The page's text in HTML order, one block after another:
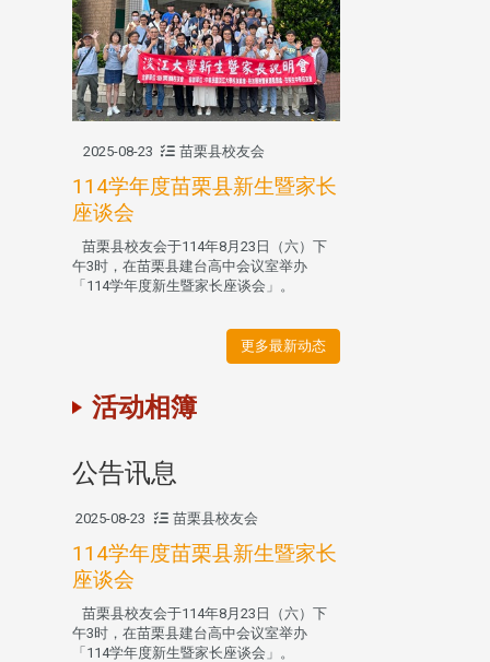
2025-08-23 苗栗县校友会
114学年度苗栗县新生暨家长
座谈会
苗栗县校友会于114年8月23日（六）下
午3时，在苗栗县建台高中会议室举办
「114学年度新生暨家长座谈会」。
更多最新动态
活动相簿
公告讯息
2025-08-23 苗栗县校友会
114学年度苗栗县新生暨家长
座谈会
苗栗县校友会于114年8月23日（六）下
午3时，在苗栗县建台高中会议室举办
「114学年度新生暨家长座谈会」。